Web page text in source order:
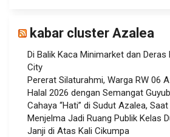
kabar cluster Azalea
Di Balik Kaca Minimarket dan Deras
City
Pererat Silaturahmi, Warga RW 06
Halal 2026 dengan Semangat
Cahaya “Hati” di Sudut Azalea,
Menjelma Jadi Ruang Publik Kelas
Janji di Atas Kali Cikumpa